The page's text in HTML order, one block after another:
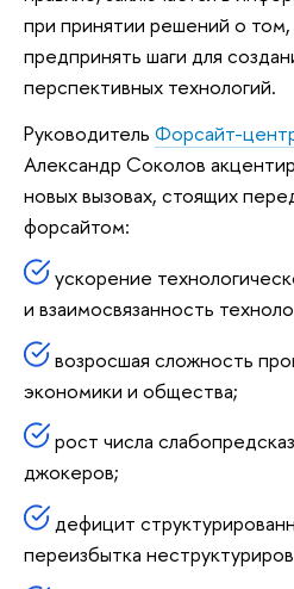
при принятии решений о
предпринять шаги для
перспективных технологий.
Руководитель Форсайт-
Александр Соколов
новых вызовах, стоящих
форсайтом:
ускорение
и взаимосвязанность
возросшая сложность
экономики и общества;
рост числа
джокеров;
дефицит
переизбытка